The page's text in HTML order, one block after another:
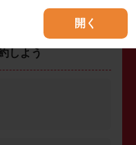
開く
しよう